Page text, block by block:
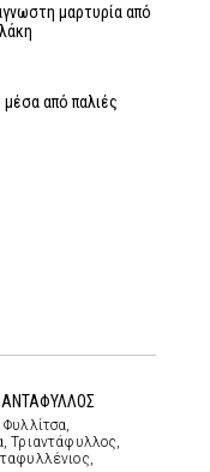
μαρτυρία από
από παλιές
Τριαντάφυλλος,